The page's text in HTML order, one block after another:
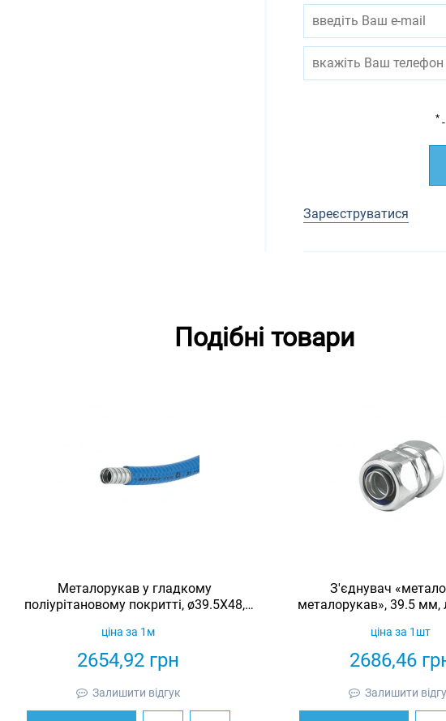
*
Зареєструватися
Подібні товари
Металорукав у гладкому
поліурітановому покритті, ø39.5X48,
2654,92 грн
ціна за 1м
Залишити відгук
З'єднувач
металорукав», 39.5 мм,
2686,46
ціна за 1шт
Залишити